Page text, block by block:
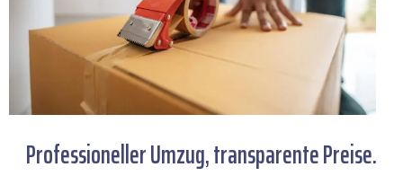
Professioneller Umzug, transparente Preise.